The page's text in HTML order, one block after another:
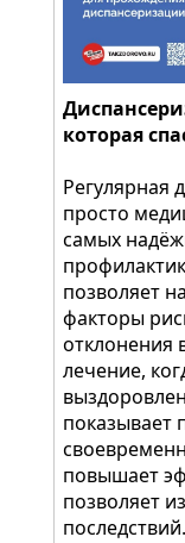
которая
Регулярная
просто
самых
позволяет
факторы
отклонения
лечение,
показывает
повышает
позволяет
последствий.